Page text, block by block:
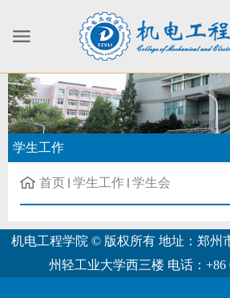
学生工作
首页 学生工作 学生会
机电工程学院 © 版权所有 地址：郑州
州轻工业大学西三楼 电话：+86